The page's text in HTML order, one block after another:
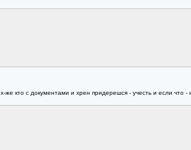
кто с документами и хрен придерешся - учесть и если что -